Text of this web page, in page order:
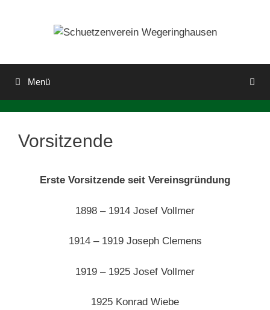
Menü
Vorsitzende
Erste Vorsitzende seit Vereinsgründung
1898 – 1914 Josef Vollmer
1914 – 1919 Joseph Clemens
1919 – 1925 Josef Vollmer
1925 Konrad Wiebe